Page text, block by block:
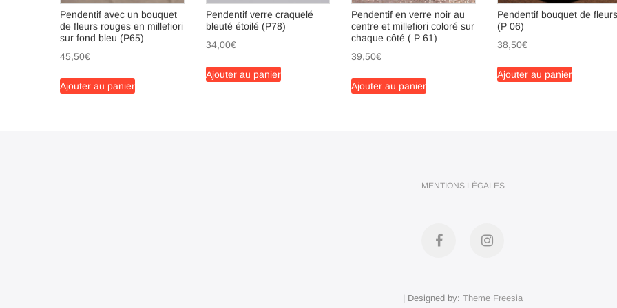
Pendentif avec un bouquet
de fleurs rouges en millefiori
sur fond bleu (P65)
45,50€
Ajouter au panier
Pendentif verre craquelé
bleuté étoilé (P78)
34,00€
Ajouter au panier
Pendentif en verre noir au
centre et millefiori coloré sur
chaque côté ( P 61)
39,50€
Ajouter au panier
Pendentif bouquet de
(P 06)
38,50€
Ajouter au panier
MENTIONS LÉGALES
FacebookInstagram
| Designed by: Theme Freesia